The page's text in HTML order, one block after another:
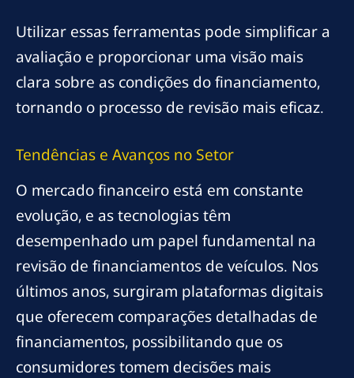
Utilizar essas ferramentas pode simplificar a
avaliação e proporcionar uma visão mais
clara sobre as condições do financiamento,
tornando o processo de revisão mais eficaz.
Tendências e Avanços no Setor
O mercado financeiro está em constante
evolução, e as tecnologias têm
desempenhado um papel fundamental na
revisão de financiamentos de veículos. Nos
últimos anos, surgiram plataformas digitais
que oferecem comparações detalhadas de
financiamentos, possibilitando que os
consumidores tomem decisões mais